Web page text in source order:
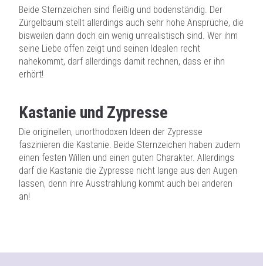
Beide Sternzeichen sind fleißig und bodenständig. Der
Zürgelbaum stellt allerdings auch sehr hohe Ansprüche, die
bisweilen dann doch ein wenig unrealistisch sind. Wer ihm
seine Liebe offen zeigt und seinen Idealen recht
nahekommt, darf allerdings damit rechnen, dass er ihn
erhört!
Kastanie und Zypresse
Die originellen, unorthodoxen Ideen der Zypresse
faszinieren die Kastanie. Beide Sternzeichen haben zudem
einen festen Willen und einen guten Charakter. Allerdings
darf die Kastanie die Zypresse nicht lange aus den Augen
lassen, denn ihre Ausstrahlung kommt auch bei anderen
an!